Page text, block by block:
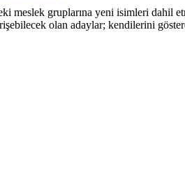
meslek gruplarına yeni isimleri dahil
olan adaylar; kendilerini